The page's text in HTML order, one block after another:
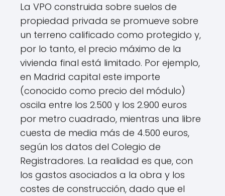
La VPO construida sobre suelos de
propiedad privada se promueve sobre
un terreno calificado como protegido y,
por lo tanto, el precio máximo de la
vivienda final está limitado. Por ejemplo,
en Madrid capital este importe
(conocido como precio del módulo)
oscila entre los 2.500 y los 2.900 euros
por metro cuadrado, mientras una libre
cuesta de media más de 4.500 euros,
según los datos del Colegio de
Registradores. La realidad es que, con
los gastos asociados a la obra y los
costes de construcción, dado que el